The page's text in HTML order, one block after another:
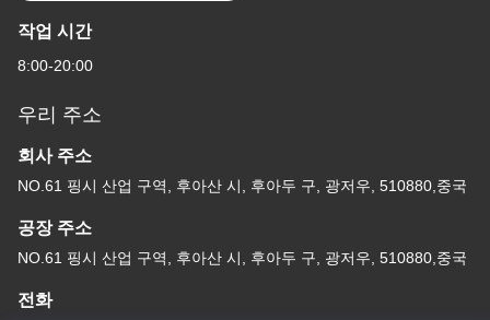
작업 시간
8:00-20:00
우리 주소
회사 주소
NO.61 핑시 산업 구역, 후아산 시, 후아두 구, 광저우, 510880,중국
공장 주소
NO.61 핑시 산업 구역, 후아산 시, 후아두 구, 광저우, 510880,중국
전화